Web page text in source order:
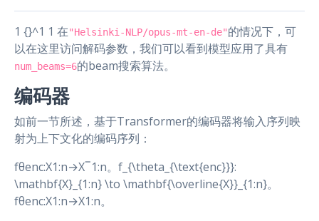
1 {}^1 1 在"Helsinki-NLP/opus-mt-en-de"的情况下，可
以在这里访问解码参数，我们可以看到模型应用了具有
num_beams=6的beam搜索算法。
编码器
如前一节所述，基于Transformer的编码器将输入序列映
射为上下文化的编码序列：
fθenc:X1:n→X‾1:n。f_{\theta_{\text{enc}}}:
\mathbf{X}_{1:n} \to \mathbf{\overline{X}}_{1:n}。
fθenc​:X1:n​→X1:n​。